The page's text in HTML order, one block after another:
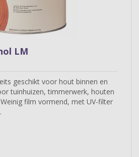
LM
geschikt voor hout binnen en
tuinhuizen, timmerwerk, houten
film vormend, met UV-filter